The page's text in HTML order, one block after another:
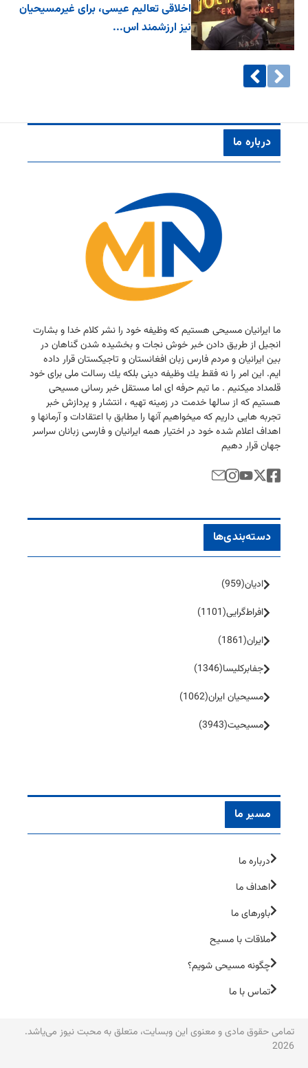
اخلاقی تعالیم عیسی، برای غیرمسیحیان
نیز ارزشمند اس...
درباره ما
ما ایرانیان مسیحی هستیم كه وظیفه خود را نشر كلام خدا و بشارت
انجیل از طریق دادن خبر خوش نجات و بخشیده شدن گناهان در
بین ایرانیان و مردم فارس زبان افغانستان و تاجیكستان قرار داده
ایم. این امر را نه فقط یك وظیفه دینی بلكه یك رسالت ملی برای خود
قلمداد میكنیم . ما تیم حرفه ای اما مستقل خبر رسانی مسیحی
هستیم كه از سالها خدمت در زمینه تهیه ، انتشار و پردازش خبر
تجربه هایی داریم كه میخواهیم آنها را مطابق با اعتقادات و آرمانها و
اهداف اعلام شده خود در اختیار همه ایرانیان و فارسی زبانان سراسر
جهان قرار دهیم
دسته‌بندی‌ها
ادیان(959)
افراط‌گرایی(1101)
ایران(1861)
جفا‌بر‌کلیسا(1346)
مسیحیان ایران(1062)
مسیحیت(3943)
مسیر ما
درباره ما
اهداف ما
باورهای ما
ملاقات با مسیح
چگونه مسیحی شویم؟
تماس با ما
تمامی حقوق مادی و معنوی این وبسایت، متعلق به محبت نیوز می‌یاشد.
2026